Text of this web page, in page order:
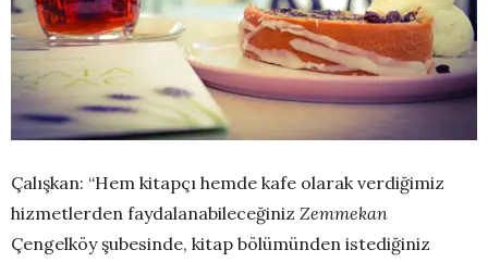
Çalışkan: “Hem kitapçı hemde kafe olarak verdiğimiz
hizmetlerden faydalanabileceğiniz Zemmekan
Çengelköy şubesinde, kitap bölümünden istediğiniz